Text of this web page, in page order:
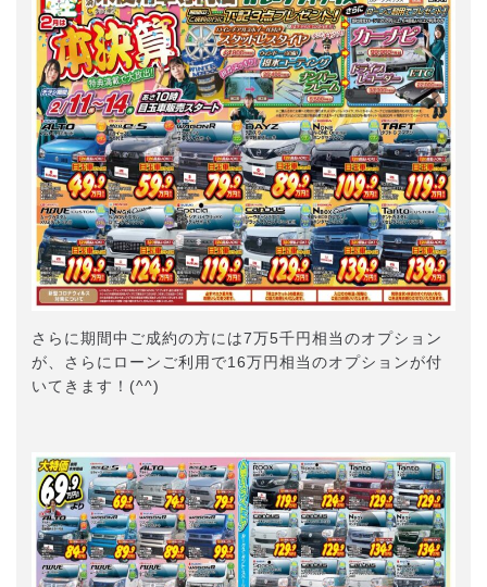
さらに期間中ご成約の方には7万5千円相当のオプション
が、さらにローンご利用で16万円相当のオプションが付
いてきます！(^^)